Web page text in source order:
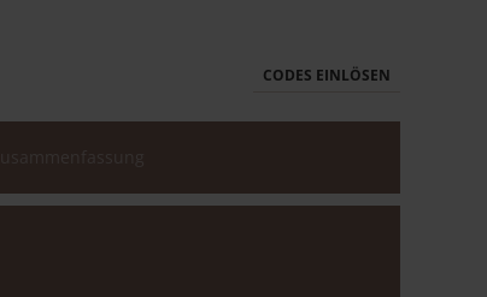
CODES EINLÖSEN